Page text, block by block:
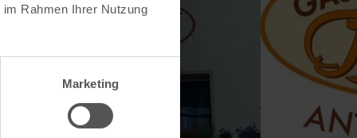
Rahmen Ihrer Nutzung
Marketing